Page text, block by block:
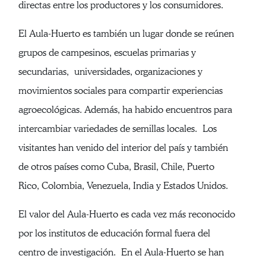
directas entre los productores y los consumidores.
El Aula-Huerto es también un lugar donde se reúnen
grupos de campesinos, escuelas primarias y
secundarias, universidades, organizaciones y
movimientos sociales para compartir experiencias
agroecológicas. Además, ha habido encuentros para
intercambiar variedades de semillas locales. Los
visitantes han venido del interior del país y también
de otros países como Cuba, Brasil, Chile, Puerto
Rico, Colombia, Venezuela, India y Estados Unidos.
El valor del Aula-Huerto es cada vez más reconocido
por los institutos de educación formal fuera del
centro de investigación. En el Aula-Huerto se han